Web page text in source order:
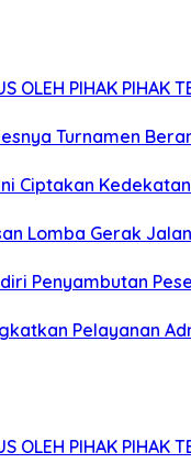
OLEH PIHAK PIHAK
Turnamen
Ciptakan
Lomba Gerak
Penyambutan
Pelayanan
OLEH PIHAK PIHAK